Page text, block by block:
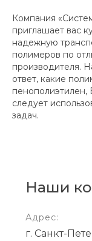
Компания
приглашает вас
надежную
полимеров по
производителя.
ответ, какие
пенополиэтилен,
следует
задач.
Наши
Адрес:
г. Санкт-